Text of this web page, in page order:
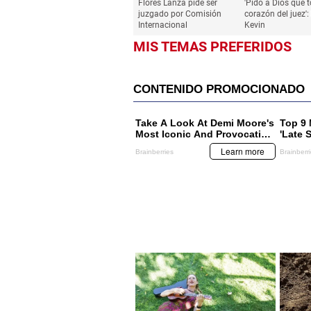
Flores Lanza pide ser
juzgado por Comisión
Internacional
'Pido a Dios que
corazón del
Kevin
MIS TEMAS PREFERIDOS